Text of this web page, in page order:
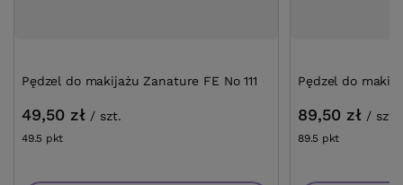
Pędzel do makijażu Zanature FE No 111
49,50 zł / szt.
49.5 pkt
Pędzel do
89,50 zł / szt.
89.5 pkt